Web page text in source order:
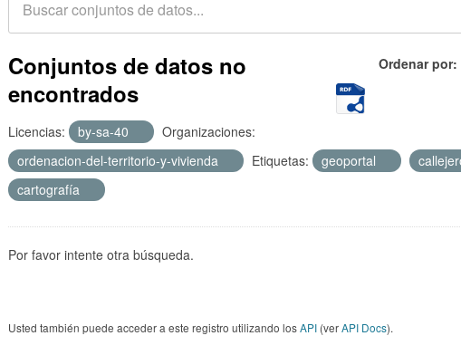
Ordenar por
Conjuntos de datos no
encontrados
Licencias: by-sa-40
Organizaciones:
ordenacion-del-territorio-y-vivienda
Etiquetas: geoportal
cartografía
Por favor intente otra búsqueda.
Usted también puede acceder a este registro utilizando losAPI (verAPI Docs).